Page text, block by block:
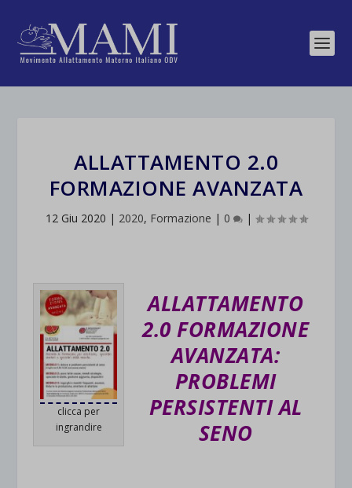
ALLATTAMENTO 2.0
FORMAZIONE AVANZATA
12 Giu 2020 | 2020, Formazione | 0 |
clicca per
ingrandire
ALLATTAMENTO
2.0 FORMAZIONE
AVANZATA:
PROBLEMI
PERSISTENTI AL
SENO